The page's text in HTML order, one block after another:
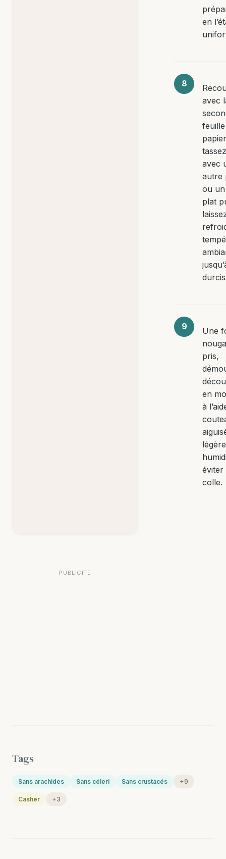
PUBLICITÉ
en
avec
avec
autre
ou
plat
Une
pris,
en
à
éviter
colle.
Tags
Sans arachides Sans céleri Sans crustacés +9
Casher +3